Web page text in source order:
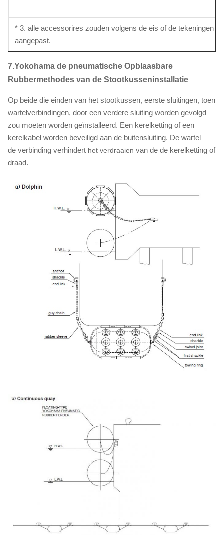
* 3. alle accessorires zouden volgens de eis of de tekeningen
aangepast.
7.Yokohama de pneumatische Opblaasbare
Rubbermethodes van de Stootkusseninstallatie
Op beide die einden van het stootkussen, eerste sluitingen, toen
wartelverbindingen, door een verdere sluiting worden gevolgd
zou moeten worden geïnstalleerd. Een kerelketting of een
kerelkabel worden beveiligd aan de buitensluiting. De wartel
de verbinding verhindert het verdraaien van de de kerelketting of
draad.